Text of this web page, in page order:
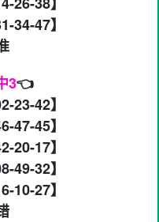
34-47】
3👈
23-42】
47-45】
20-17】
49-32】
10-27】